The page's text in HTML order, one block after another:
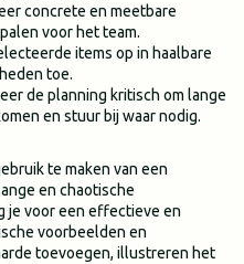
concrete en meetbare
voor het team.
items op in haalbare
toe.
de planning kritisch om lange
en stuur bij waar nodig.
te maken van een
en chaotische
je voor een effectieve en
voorbeelden en
toevoegen, illustreren het